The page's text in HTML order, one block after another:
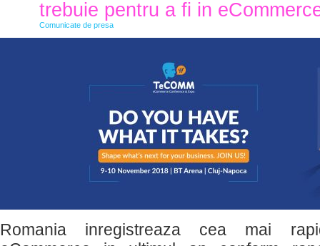
trebuie pentru a fi in
Comunicate de presa
Romania inregistreaza cea mai